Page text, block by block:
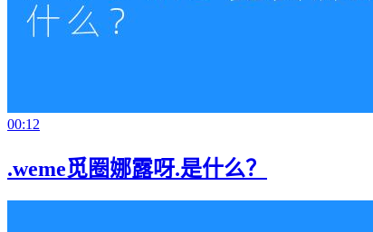
00:12
.weme觅圈娜露呀.是什么？